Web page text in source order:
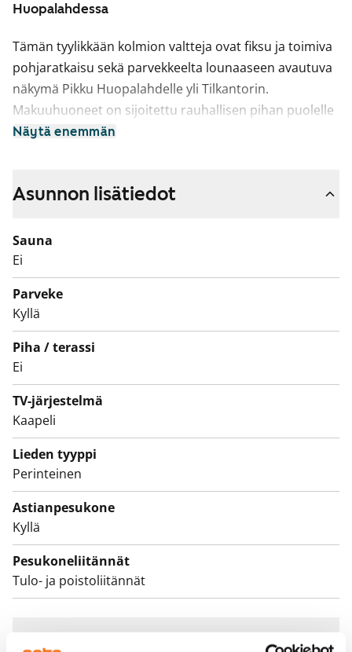
Huopalahdessa
Tämän tyylikkään kolmion valtteja ovat fiksu ja toimiva
pohjaratkaisu sekä parvekkeelta lounaaseen avautuva
näkymä Pikku Huopalahdelle yli Tilkantorin.
Makuuhuoneet on sijoitettu rauhallisen pihan puolelle
ja valoisa olohuone muodostaa keittiön kanssa
Asuinhuoneiden lattiamateriaalina on helppohoitoinen
Keittiön kaapistot ovat valkoiset. Varustukseen kuuluu
astianpesukone. Kodinkoneet ovat valkoisia.
Kylpyhuone on kauttaaltaan kaakeloitu ja siellä on
paikka pesukoneellesi. Säilytystilaa löytyy
vaatehuoneesta.
Olisiko tässä elämäsi uusi vuokrakoti? Tervetuloa
tutustumaan paikan päälle!
Talossa on hissi A, B ja C porraskäytävissä.
Näytä enemmän
Asunnon lisätiedot
Sauna
Ei
Parveke
Kyllä
Piha / terassi
Ei
TV-järjestelmä
Kaapeli
Lieden tyyppi
Perinteinen
Astianpesukone
Kyllä
Pesukoneliitännät
Tulo- ja poistoliitännät
Sopimus ja maksut